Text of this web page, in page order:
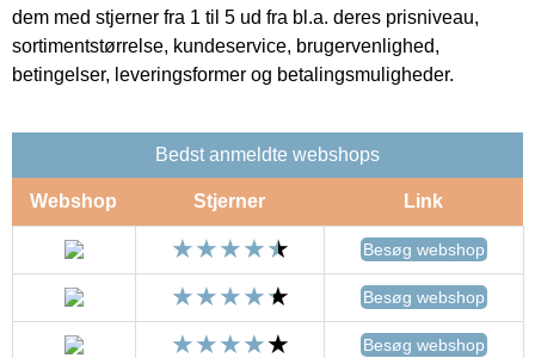
dem med stjerner fra 1 til 5 ud fra bl.a. deres prisniveau,
sortimentstørrelse, kundeservice, brugervenlighed,
betingelser, leveringsformer og betalingsmuligheder.
Bedst anmeldte webshops
Webshop Stjerner Link
Besøg webshop
Besøg webshop
Besøg webshop